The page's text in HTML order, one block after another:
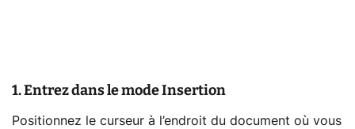
1. Entrez dans le mode Insertion
Positionnez le curseur à l’endroit du document où vous